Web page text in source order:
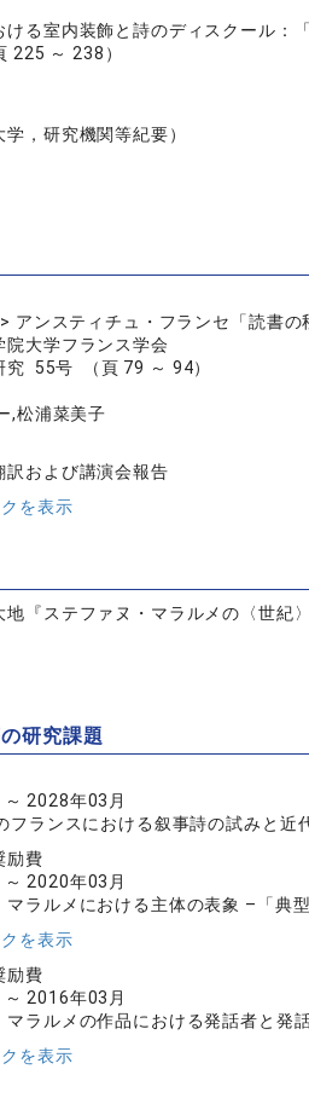
ける室内装飾と詩のディスクール：
～ 238）
，研究機関等紀要）
アンスティチュ・フランセ「読書
院大学フランス学会
究 55号 （頁 79 ～ 94）
,松浦菜美子
訳および講演会報告
を表示
地『ステファヌ・マラルメの〈世紀
研究課題
2028年03月
フランスにおける叙事詩の試みと近
励費
2020年03月
マラルメにおける主体の表象 –「典
を表示
励費
2016年03月
マラルメの作品における発話者と発
を表示